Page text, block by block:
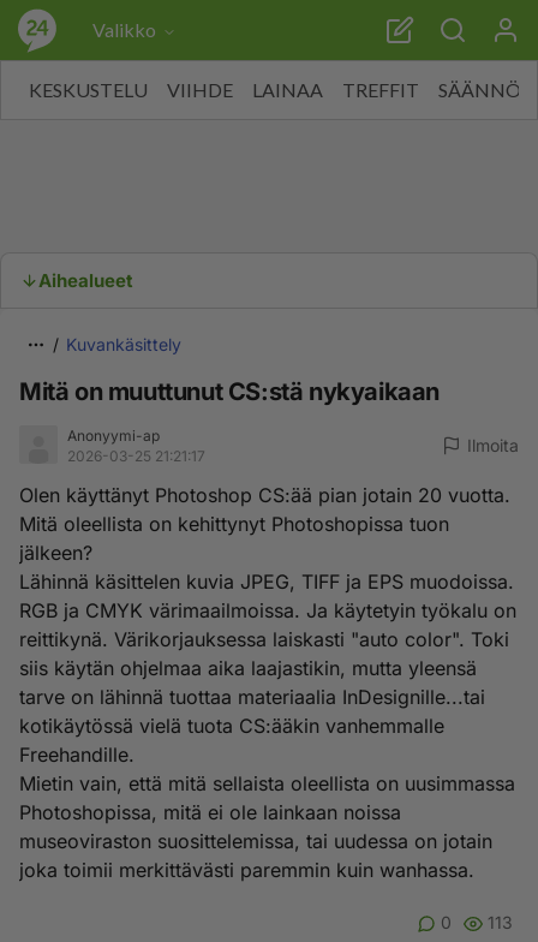
Valikko
KESKUSTELU VIIHDE LAINAA TREFFIT SÄÄNNÖT
Aihealueet
Kuvankäsittely
Mitä on muuttunut CS:stä nykyaikaan
Anonyymi-ap
2026-03-25 21:21:17
Ilmoita
Olen käyttänyt Photoshop CS:ää pian jotain 20 vuotta.
Mitä oleellista on kehittynyt Photoshopissa tuon
jälkeen?
Lähinnä käsittelen kuvia JPEG, TIFF ja EPS muodoissa.
RGB ja CMYK värimaailmoissa. Ja käytetyin työkalu on
reittikynä. Värikorjauksessa laiskasti "auto color". Toki
siis käytän ohjelmaa aika laajastikin, mutta yleensä
tarve on lähinnä tuottaa materiaalia InDesignille...tai
kotikäytössä vielä tuota CS:ääkin vanhemmalle
Freehandille.
Mietin vain, että mitä sellaista oleellista on uusimmassa
Photoshopissa, mitä ei ole lainkaan noissa
museoviraston suosittelemissa, tai uudessa on jotain
joka toimii merkittävästi paremmin kuin wanhassa.
0 113